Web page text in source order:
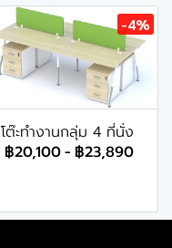
-4%
โต๊ะทำงานกลุ่ม 4 ที่นั่ง
฿20,100- ฿23,890